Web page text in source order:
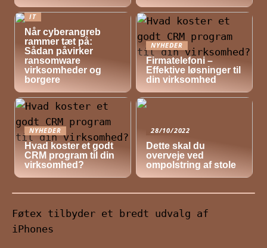
IT
Når cyberangreb
rammer tæt på:
Sådan påvirker
ransomware
virksomheder og
borgere
NYHEDER
Firmatelefoni –
Effektive løsninger til
din virksomhed
NYHEDER
Hvad koster et godt
CRM program til din
virksomhed?
28/10/2022
Dette skal du
overveje ved
ompolstring af stole
Føtex tilbyder et bredt udvalg af
iPhones